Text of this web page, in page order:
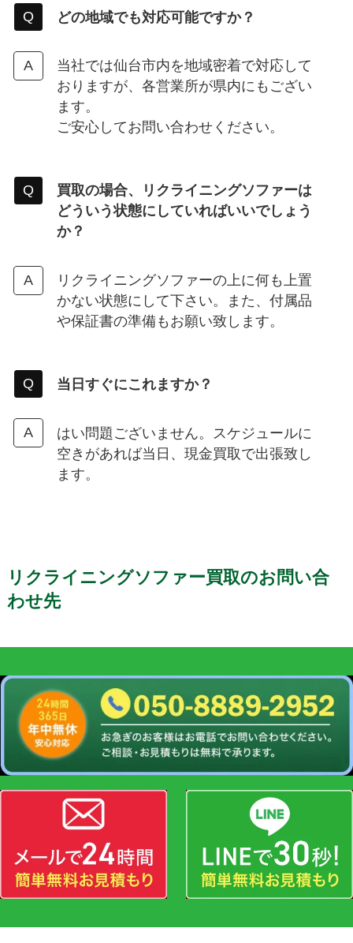
どの地域でも対応可能ですか？
当社では仙台市内を地域密着で対応して
おりますが、各営業所が県内にもござい
ます。
ご安心してお問い合わせください。
買取の場合、リクライニングソファーは
どういう状態にしていればいいでしょう
か？
リクライニングソファーの上に何も上置
かない状態にして下さい。また、付属品
や保証書の準備もお願い致します。
当日すぐにこれますか？
はい問題ございません。スケジュールに
空きがあれば当日、現金買取で出張致し
ます。
リクライニングソファー買取のお問い合
わせ先